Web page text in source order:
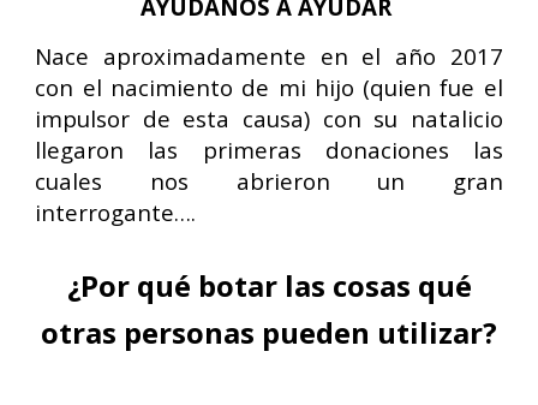
AYÚDANOS A AYUDAR
Nace aproximadamente en el año 2017
con el nacimiento de mi hijo (quien fue el
impulsor de esta causa) con su natalicio
llegaron las primeras donaciones las
cuales nos abrieron un gran
interrogante….
¿Por qué botar las cosas qué
otras personas pueden utilizar?